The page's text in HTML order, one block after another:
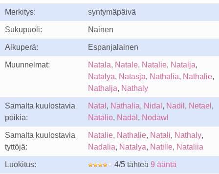
Merkitys: syntymäpäivä
Sukupuoli: Nainen
Alkuperä: Espanjalainen
Muunnelmat: Natala, Natale, Natalie, Natalja,
Natalya, Natasja, Nathalia, Nathalie,
Nathalja, Nathaly
Samalta kuulostavia
poikia:
Natal , Nathalia, Nidal , Nadil , Netael ,
Natalio, Nadal , Nodawl
Samalta kuulostavia
tyttöjä:
Natalie, Nathalie, Natali, Nathaly,
Nadalia, Natalya, Natille, Nataliia
Luokitus: 4/5 tähteä 9 ääntä